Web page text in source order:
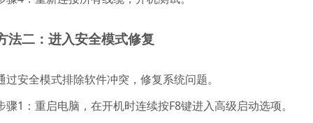
法二：进入安全模式修复
过安全模式排除软件冲突，修复系统问题。
骤1：重启电脑，在开机时连续按F8键进入高级启动选项。